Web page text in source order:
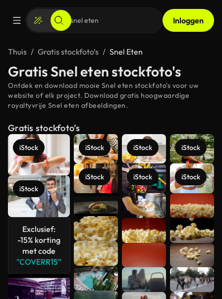
Inloggen
Thuis Gratis stockfoto’s Snel Eten
Gratis Snel eten stockfoto's
Ontdek en download mooie Snel eten stockfoto's voor uw
website of elk project. Download gratis hoogwaardige
royaltyvrije Snel eten afbeeldingen.
Gratis stockfoto’s
iStock
iStock
Exclusief:
-15% korting
met code
"COVERR15"
iStock
iStock
iStock
iStock
iStock
iStock
Meer
bekijken